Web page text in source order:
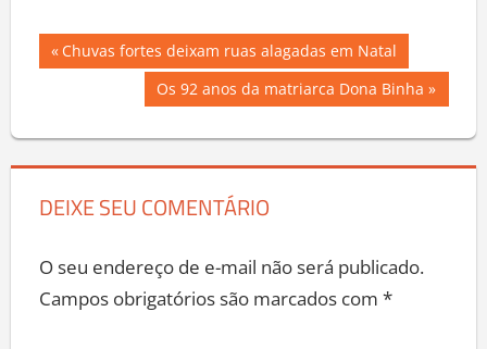
Navegação
Post
Previous
Chuvas fortes deixam ruas alagadas em Natal
Next
Os 92 anos da matriarca Dona Binha
DEIXE SEU COMENTÁRIO
O seu endereço de e-mail não será publicado.
Campos obrigatórios são marcados com *